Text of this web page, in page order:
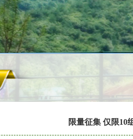
限量征集 仅限10